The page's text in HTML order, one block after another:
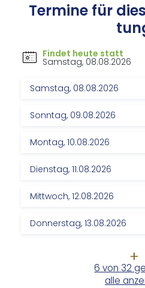
Ter­mi­ne für
Findet heute statt
Samstag, 08.08.2026
Samstag, 08.08.2026
Sonntag, 09.08.2026
Montag, 10.08.2026
Dienstag, 11.08.2026
Mittwoch, 12.08.2026
Donnerstag, 13.08.2026
6 von 32
alle